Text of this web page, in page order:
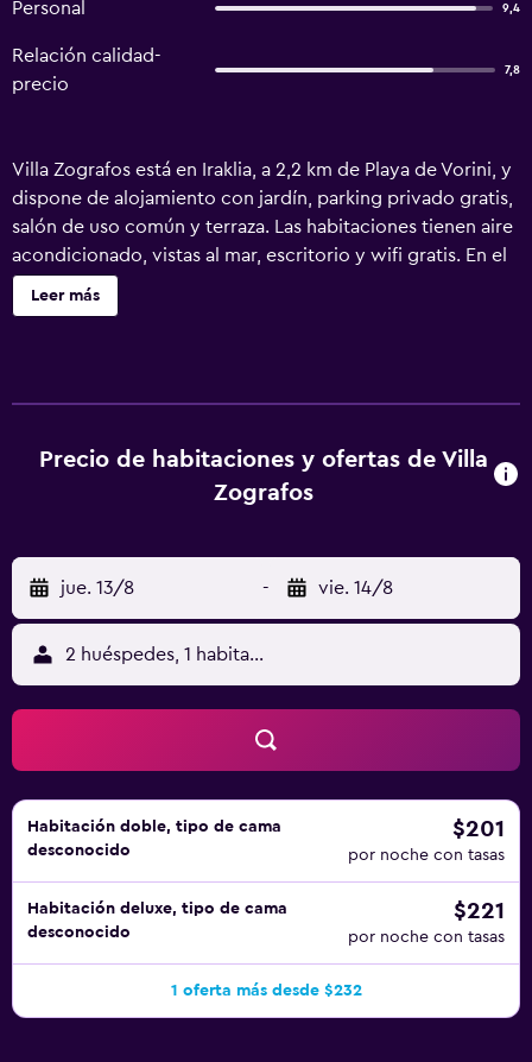
Personal 9,4
Relación calidad-
precio
7,8
Villa Zografos está en Iraklia, a 2,2 km de Playa de Vorini, y
dispone de alojamiento con jardín, parking privado gratis,
salón de uso común y terraza. Las habitaciones tienen aire
acondicionado, vistas al mar, escritorio y wifi gratis. En el
hostal o pensión, las habitaciones están equipadas con
armario, ropa de cama y un balcón con vistas a la
de la isla de Naxos) está a 43 km, y el alojamiento ofrece
servicio de traslado gratis para ir o volver del aeropuerto.
Leer más
Precio de habitaciones y ofertas de Villa
Zografos
jue. 13/8 - vie. 14/8
2 huéspedes, 1 habitación
Habitación doble, tipo de cama
desconocido
$201
por noche con tasas
Habitación deluxe, tipo de cama
desconocido
$221
por noche con tasas
1 oferta más desde $232